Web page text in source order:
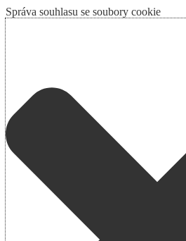
Správa souhlasu se soubory cookie